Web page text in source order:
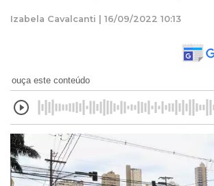
Izabela Cavalcanti | 16/09/2022 10:13
ouça este conteúdo